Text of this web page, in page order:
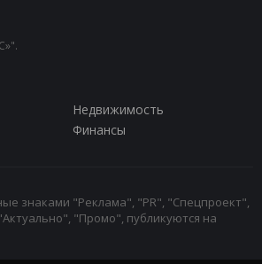
Недвижимость
Финансы
знаками "Реклама", "PR", "Спецпроект",
"Промо", публикуются на